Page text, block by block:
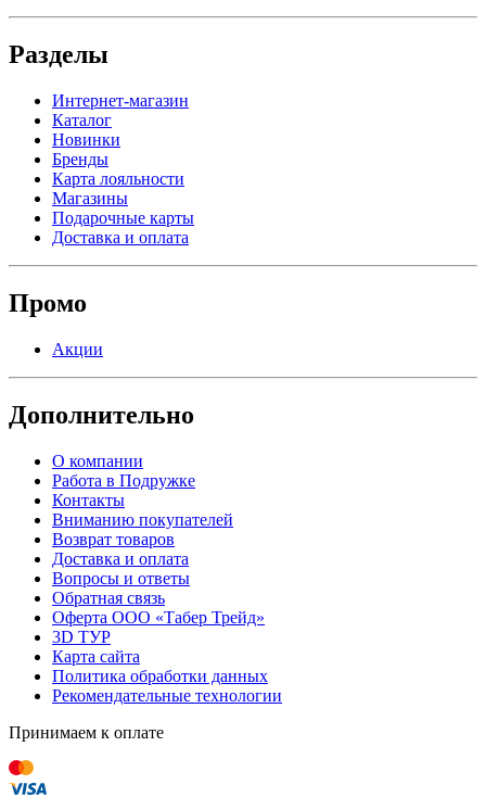
Разделы
Интернет-магазин
Каталог
Новинки
Бренды
Карта лояльности
Магазины
Подарочные карты
Доставка и оплата
Промо
Акции
Дополнительно
О компании
Работа в Подружке
Контакты
Вниманию покупателей
Возврат товаров
Доставка и оплата
Вопросы и ответы
Обратная связь
Оферта ООО «Табер Трейд»
3D ТУР
Карта сайта
Политика обработки данных
Рекомендательные технологии
Принимаем к оплате